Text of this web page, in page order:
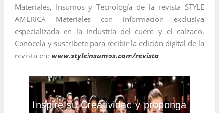
Materiales, Insumos y Tecnología de la revista STYLE
AMERICA Materiales con información exclusiva
especializada en la industria del cuero y el calzado.
Conócela y suscríbete para recibir la edición digital de la
revista en: www.styleinsumos.com/revista
Inspire su Creatividad y proponga